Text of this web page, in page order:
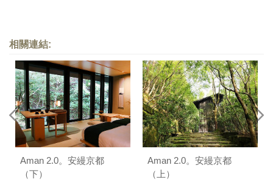
相關連結:
Aman 2.0。安縵京都
（下）
Aman 2.0。安縵京都
（上）